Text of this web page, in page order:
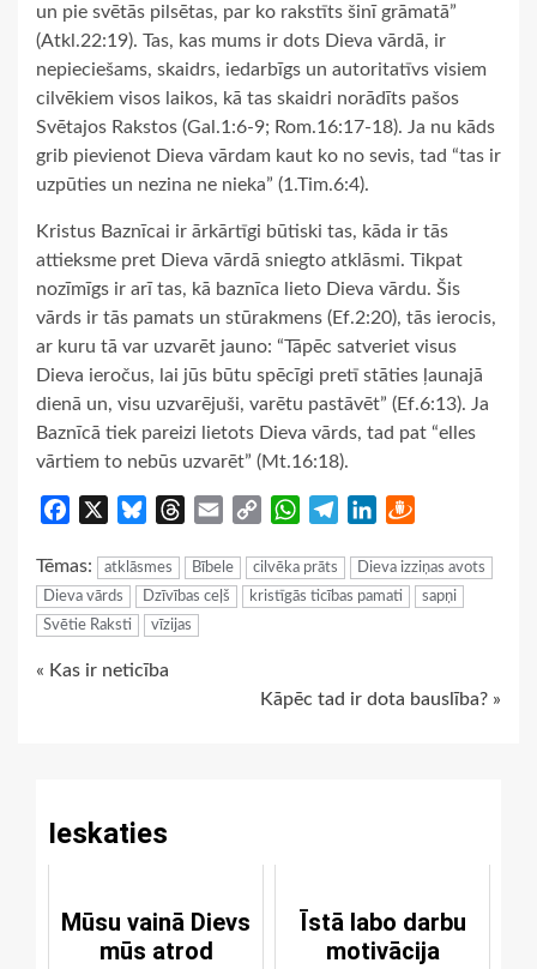
un pie svētās pilsētas, par ko rakstīts šinī grāmatā”
(Atkl.22:19). Tas, kas mums ir dots Dieva vārdā, ir
nepieciešams, skaidrs, iedarbīgs un autoritatīvs visiem
cilvēkiem visos laikos, kā tas skaidri norādīts pašos
Svētajos Rakstos (Gal.1:6-9; Rom.16:17-18). Ja nu kāds
grib pievienot Dieva vārdam kaut ko no sevis, tad “tas ir
uzpūties un nezina ne nieka” (1.Tim.6:4).
Kristus Baznīcai ir ārkārtīgi būtiski tas, kāda ir tās
attieksme pret Dieva vārdā sniegto atklāsmi. Tikpat
nozīmīgs ir arī tas, kā baznīca lieto Dieva vārdu. Šis
vārds ir tās pamats un stūrakmens (Ef.2:20), tās ierocis,
ar kuru tā var uzvarēt jauno: “Tāpēc satveriet visus
Dieva ieročus, lai jūs būtu spēcīgi pretī stāties ļaunajā
dienā un, visu uzvarējuši, varētu pastāvēt” (Ef.6:13). Ja
Baznīcā tiek pareizi lietots Dieva vārds, tad pat “elles
vārtiem to nebūs uzvarēt” (Mt.16:18).
Facebook BlueskyThreads
Email
Copy
WhatsApp
TelegramLinkedIn
Tēmas: atklāsmes Bībele cilvēka prāts
Dieva izziņas avots
Dieva vārds
Dzīvības ceļš kristīgās ticības pamati
sapņi
Svētie Raksti
vīzijas
Continue
« Kas ir neticība
Kāpēc tad ir dota bauslība? »
Ieskaties
Mūsu vainā Dievs
mūs atrod
Īstā labo darbu
motivācija